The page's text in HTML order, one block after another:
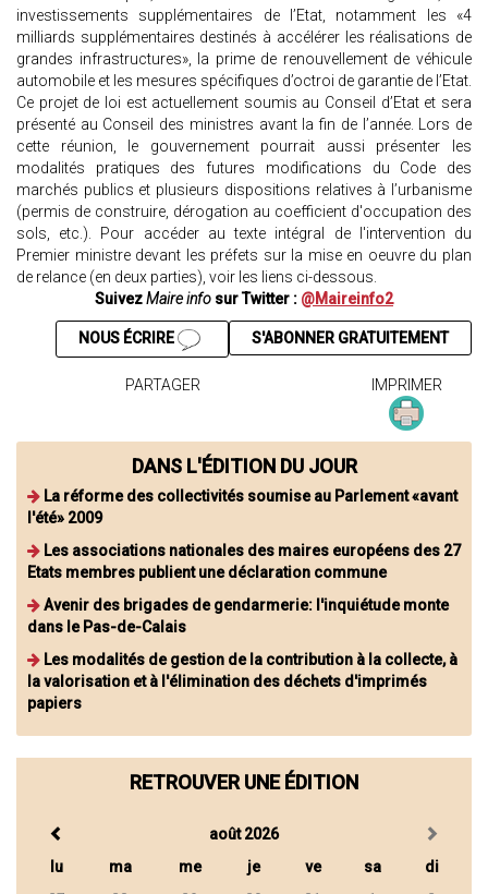
investissements supplémentaires de l’Etat, notamment les «4
milliards supplémentaires destinés à accélérer les réalisations de
grandes infrastructures», la prime de renouvellement de véhicule
automobile et les mesures spécifiques d’octroi de garantie de l’Etat.
Ce projet de loi est actuellement soumis au Conseil d’Etat et sera
présenté au Conseil des ministres avant la fin de l’année. Lors de
cette réunion, le gouvernement pourrait aussi présenter les
modalités pratiques des futures modifications du Code des
marchés publics et plusieurs dispositions relatives à l’urbanisme
(permis de construire, dérogation au coefficient d'occupation des
sols, etc.). Pour accéder au texte intégral de l'intervention du
Premier ministre devant les préfets sur la mise en oeuvre du plan
de relance (en deux parties), voir les liens ci-dessous.
SuivezMaire info sur Twitter : @Maireinfo2
S'ABONNER GRATUITEMENT
NOUS ÉCRIRE
PARTAGER IMPRIMER
DANS L'ÉDITION DU JOUR
La réforme des collectivités soumise au Parlement «avant
l'été» 2009
Les associations nationales des maires européens des 27
Etats membres publient une déclaration commune
Avenir des brigades de gendarmerie: l'inquiétude monte
dans le Pas-de-Calais
Les modalités de gestion de la contribution à la collecte, à
la valorisation et à l'élimination des déchets d'imprimés
papiers
RETROUVER UNE ÉDITION
août 2026
lu
ma me je ve sa
di